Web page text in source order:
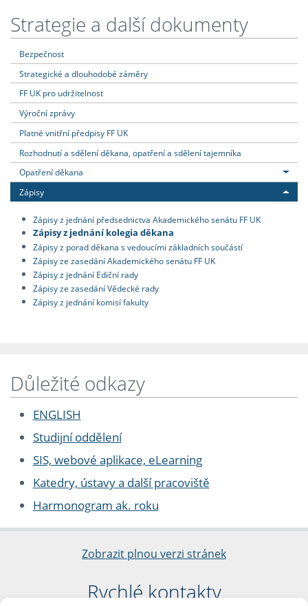
Strategie a další dokumenty
Bezpečnost
Strategické a dlouhodobé záměry
FF UK pro udržitelnost
Výroční zprávy
Platné vnitřní předpisy FF UK
Rozhodnutí a sdělení děkana, opatření a sdělení tajemníka
Opatření děkana
Zápisy
Zápisy z jednání předsednictva Akademického senátu FF UK
Zápisy z jednání kolegia děkana
Zápisy z porad děkana s vedoucími základních součástí
Zápisy ze zasedání Akademického senátu FF UK
Zápisy z jednání Ediční rady
Zápisy ze zasedání Vědecké rady
Zápisy z jednání komisí fakulty
Důležité odkazy
ENGLISH
Studijní oddělení
SIS, webové aplikace, eLearning
Katedry, ústavy a další pracoviště
Harmonogram ak. roku
Zobrazit plnou verzi stránek
Rychlé kontakty